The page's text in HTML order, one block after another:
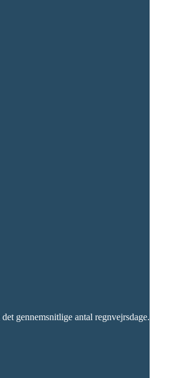
gennemsnitlige antal regnvejrsdage.